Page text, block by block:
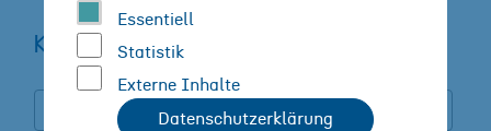
Essentiell
Statistik
Externe Inhalte
Datenschutzerklärung
Kontakt Information